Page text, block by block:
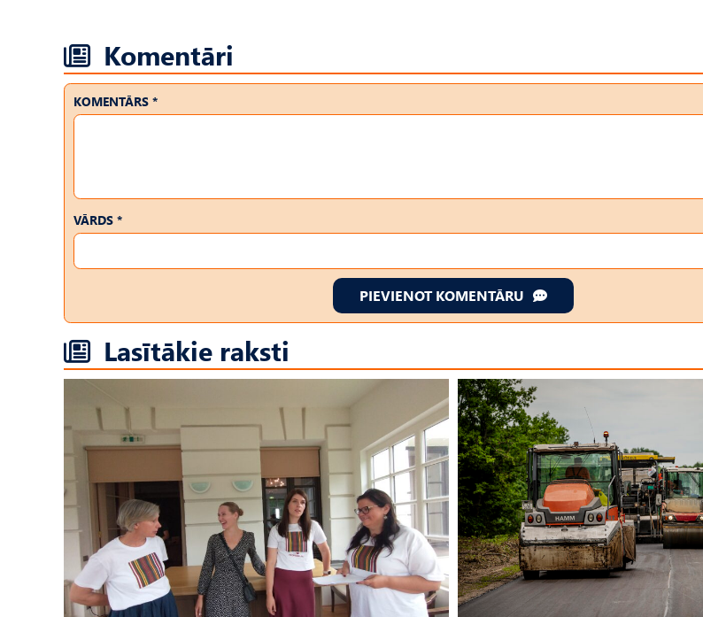
Komentāri
KOMENTĀRS *
VĀRDS *
PIEVIENOT KOMENTĀRU
Lasītākie raksti